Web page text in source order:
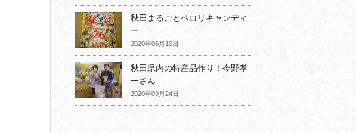
秋田まるごとペロリキャンディ
ー
2020年06月10日
秋田県内の特産品作り！今野孝
一さん
2020年09月24日